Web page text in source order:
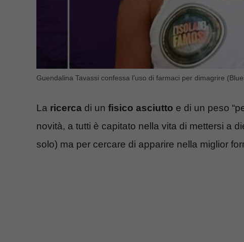
Guendalina Tavassi confessa l’uso di farmaci per dimagrire
La ricerca di un fisico asciutto e di un peso
novità, a tutti è capitato nella vita di mettersi a
solo) ma per cercare di apparire nella miglior